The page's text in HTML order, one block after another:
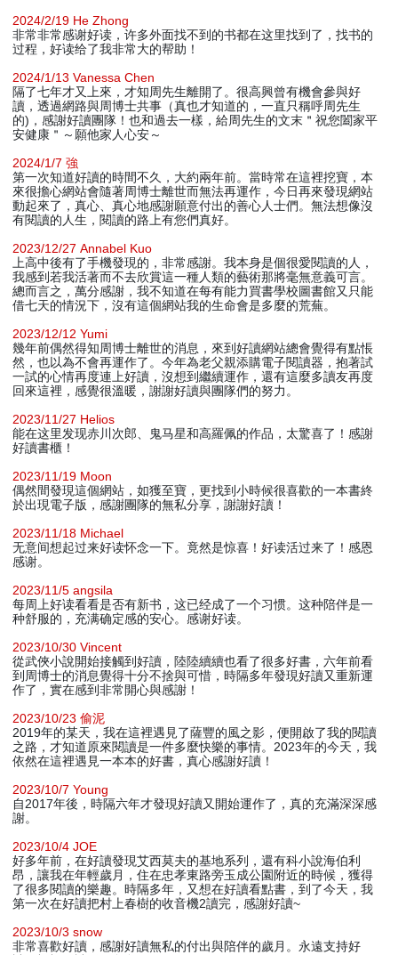
2024/2/19 He Zhong
非常非常感谢好读，许多外面找不到的书都在这里找到了，找书的
过程，好读给了我非常大的帮助！
2024/1/13 Vanessa Chen
隔了七年才又上來，才知周先生離開了。很高興曾有機會參與好
讀，透過網路與周博士共事（真也才知道的，一直只稱呼周先生
的)，感謝好讀團隊！也和過去一樣，給周先生的文末＂祝您闔家平
安健康＂～願他家人心安～
2024/1/7 強
第一次知道好讀的時間不久，大約兩年前。當時常在這裡挖寶，本
來很擔心網站會隨著周博士離世而無法再運作，今日再來發現網站
動起來了，真心、真心地感謝願意付出的善心人士們。無法想像沒
有閱讀的人生，閱讀的路上有您們真好。
2023/12/27 Annabel Kuo
上高中後有了手機發現的，非常感謝。我本身是個很愛閱讀的人，
我感到若我活著而不去欣賞這一種人類的藝術那將毫無意義可言。
總而言之，萬分感謝，我不知道在每有能力買書學校圖書館又只能
借七天的情況下，沒有這個網站我的生命會是多麼的荒蕪。
2023/12/12 Yumi
幾年前偶然得知周博士離世的消息，來到好讀網站總會覺得有點悵
然，也以為不會再運作了。今年為老父親添購電子閱讀器，抱著試
一試的心情再度連上好讀，沒想到繼續運作，還有這麼多讀友再度
回來這裡，感覺很溫暖，謝謝好讀與團隊們的努力。
2023/11/27 Helios
能在这里发现赤川次郎、鬼马星和高羅佩的作品，太驚喜了！感謝
好讀書櫃！
2023/11/19 Moon
偶然間發現這個網站，如獲至寶，更找到小時候很喜歡的一本書終
於出現電子版，感謝團隊的無私分享，謝謝好讀！
2023/11/18 Michael
无意间想起过来好读怀念一下。竟然是惊喜！好读活过来了！感恩
感谢。
2023/11/5 angsila
每周上好读看看是否有新书，这已经成了一个习惯。这种陪伴是一
种舒服的，充满确定感的安心。感谢好读。
2023/10/30 Vincent
從武俠小說開始接觸到好讀，陸陸續續也看了很多好書，六年前看
到周博士的消息覺得十分不捨與可惜，時隔多年發現好讀又重新運
作了，實在感到非常開心與感謝！
2023/10/23 偷泥
2019年的某天，我在這裡遇見了薩豐的風之影，便開啟了我的閱讀
之路，才知道原來閱讀是一件多麼快樂的事情。2023年的今天，我
依然在這裡遇見一本本的好書，真心感謝好讀！
2023/10/7 Young
自2017年後，時隔六年才發現好讀又開始運作了，真的充滿深深感
謝。
2023/10/4 JOE
好多年前，在好讀發現艾西莫夫的基地系列，還有科小說海伯利
昂，讓我在年輕歲月，住在忠孝東路旁玉成公園附近的時候，獲得
了很多閱讀的樂趣。時隔多年，又想在好讀看點書，到了今天，我
第一次在好讀把村上春樹的收音機2讀完，感謝好讀~
2023/10/3 snow
非常喜歡好讀，感謝好讀無私的付出與陪伴的歲月。永遠支持好